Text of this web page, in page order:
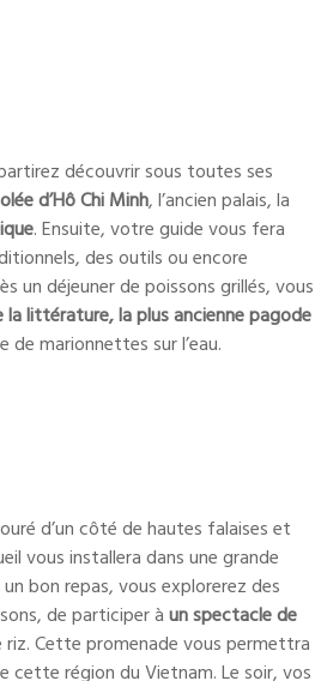
découvrir sous toutes ses
d’Hô Chi Minh, l’ancien palais, la
. Ensuite, votre guide vous fera
des outils ou encore
un déjeuner de poissons grillés, vous
la littérature, la plus ancienne pagode
marionnettes sur l’eau.
d’un côté de hautes falaises et
vous installera dans une grande
bon repas, vous explorerez des
de participer àun spectacle de
riz. Cette promenade vous permettra